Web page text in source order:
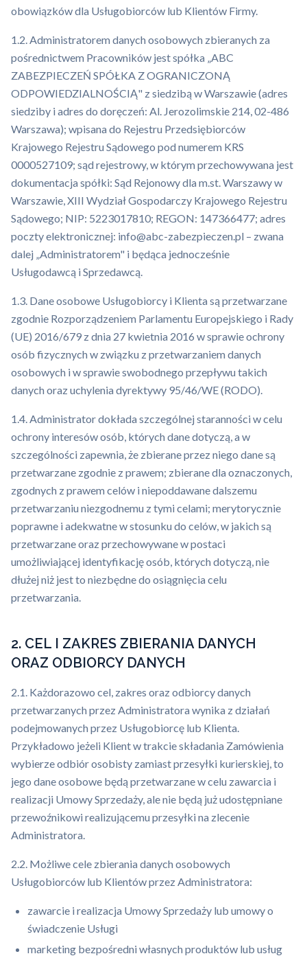
obowiązków dla Usługobiorców lub Klientów Firmy.
1.2. Administratorem danych osobowych zbieranych za
pośrednictwem Pracowników jest spółka „ABC
ZABEZPIECZEŃ SPÓŁKA Z OGRANICZONĄ
ODPOWIEDZIALNOŚCIĄ" z siedzibą w Warszawie (adres
siedziby i adres do doręczeń: Al. Jerozolimskie 214, 02-486
Warszawa); wpisana do Rejestru Przedsiębiorców
Krajowego Rejestru Sądowego pod numerem KRS
0000527109; sąd rejestrowy, w którym przechowywana jest
dokumentacja spółki: Sąd Rejonowy dla m.st. Warszawy w
Warszawie, XIII Wydział Gospodarczy Krajowego Rejestru
Sądowego; NIP: 5223017810; REGON: 147366477; adres
poczty elektronicznej: info@abc-zabezpieczen.pl – zwana
dalej „Administratorem" i będąca jednocześnie
Usługodawcą i Sprzedawcą.
1.3. Dane osobowe Usługobiorcy i Klienta są przetwarzane
zgodnie Rozporządzeniem Parlamentu Europejskiego i Rady
(UE) 2016/679 z dnia 27 kwietnia 2016 w sprawie ochrony
osób fizycznych w związku z przetwarzaniem danych
osobowych i w sprawie swobodnego przepływu takich
danych oraz uchylenia dyrektywy 95/46/WE (RODO).
1.4. Administrator dokłada szczególnej staranności w celu
ochrony interesów osób, których dane dotyczą, a w
szczególności zapewnia, że zbierane przez niego dane są
przetwarzane zgodnie z prawem; zbierane dla oznaczonych,
zgodnych z prawem celów i niepoddawane dalszemu
przetwarzaniu niezgodnemu z tymi celami; merytorycznie
poprawne i adekwatne w stosunku do celów, w jakich są
przetwarzane oraz przechowywane w postaci
umożliwiającej identyfikację osób, których dotyczą, nie
dłużej niż jest to niezbędne do osiągnięcia celu
przetwarzania.
2. CEL I ZAKRES ZBIERANIA DANYCH
ORAZ ODBIORCY DANYCH
2.1. Każdorazowo cel, zakres oraz odbiorcy danych
przetwarzanych przez Administratora wynika z działań
podejmowanych przez Usługobiorcę lub Klienta.
Przykładowo jeżeli Klient w trakcie składania Zamówienia
wybierze odbiór osobisty zamiast przesyłki kurierskiej, to
jego dane osobowe będą przetwarzane w celu zawarcia i
realizacji Umowy Sprzedaży, ale nie będą już udostępniane
przewoźnikowi realizującemu przesyłki na zlecenie
Administratora.
2.2. Możliwe cele zbierania danych osobowych
Usługobiorców lub Klientów przez Administratora:
zawarcie i realizacja Umowy Sprzedaży lub umowy o
świadczenie Usługi
marketing bezpośredni własnych produktów lub usług